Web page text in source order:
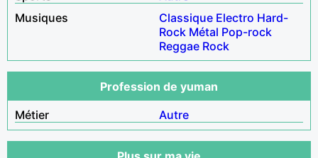
Musiques
Classique Electro Hard-
Rock Métal Pop-rock
Reggae Rock
Profession de yuman
Métier
Autre